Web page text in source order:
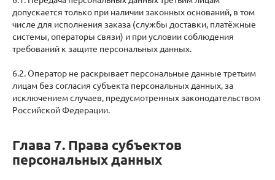
допускается только при наличии законных оснований, в том
числе для исполнения заказа (службы доставки, платёжные
системы, операторы связи) и при условии соблюдения
требований к защите персональных данных.
6.2. Оператор не раскрывает персональные данные третьим
лицам без согласия субъекта персональных данных, за
исключением случаев, предусмотренных законодательством
Российской Федерации.
Глава 7. Права субъектов
персональных данных